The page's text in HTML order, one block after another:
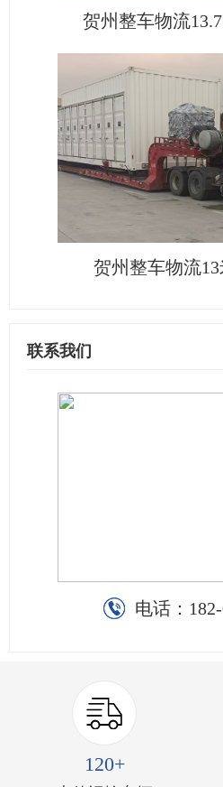
贺州整车物流
贺州整车物流
联系我们
电话：
120+